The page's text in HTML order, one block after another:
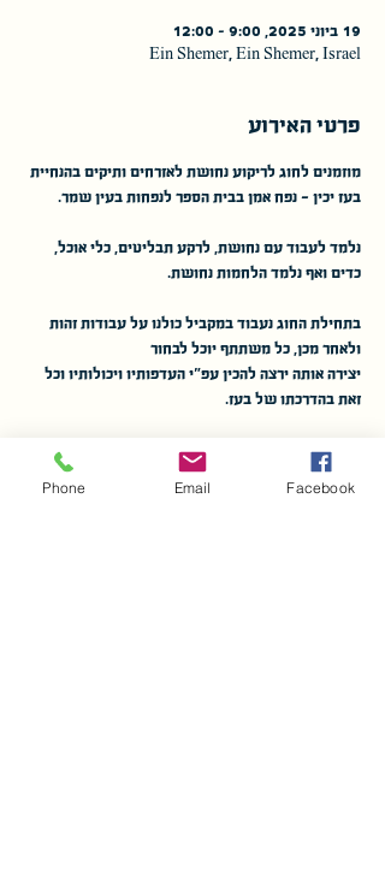
19 ביוני 2025, 9:00 – 12:00
Ein Shemer, Ein Shemer, Israel
פרטי האירוע
מוזמנים לחוג לריקוע נחושת לאזרחים ותיקים בהנחיית
בעז יכין - נפח אמן בבית הספר לנפחות בעין שמר.
נלמד לעבוד עם נחושת, לרקע תבליטים, כלי אוכל,
כדים ואף נלמד הלחמות נחושת.
בתחילת החוג נעבוד במקביל כולנו על עבודות זהות
ולאחר מכן, כל משתתף יוכל לבחור
יצירה אותה ירצה להכין עפ"י העדפותיו ויכולותיו וכל
זאת בהדרכתו של בעז.
החוג מיועד לנשים וגברים .
Phone Email Facebook